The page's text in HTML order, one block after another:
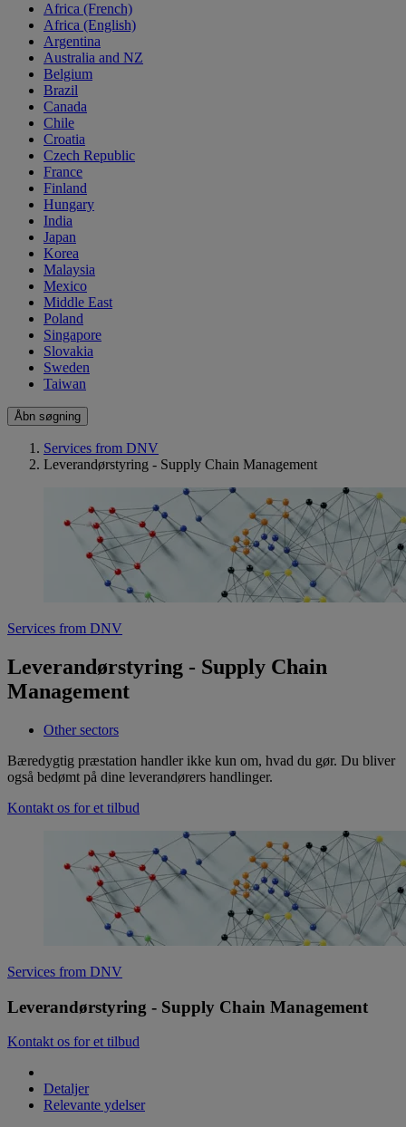
Africa (French)
Africa (English)
Argentina
Australia and NZ
Belgium
Brazil
Canada
Chile
Croatia
Czech Republic
France
Finland
Hungary
India
Japan
Korea
Malaysia
Mexico
Middle East
Poland
Singapore
Slovakia
Sweden
Taiwan
Åbn søgning
Services from DNV
Leverandørstyring - Supply Chain Management
Services from DNV
Leverandørstyring - Supply Chain
Management
Other sectors
Bæredygtig præstation handler ikke kun om, hvad du gør. Du bliver
også bedømt på dine leverandørers handlinger.
Kontakt os for et tilbud
Services from DNV
Leverandørstyring - Supply Chain Management
Kontakt os for et tilbud
Detaljer
Relevante ydelser